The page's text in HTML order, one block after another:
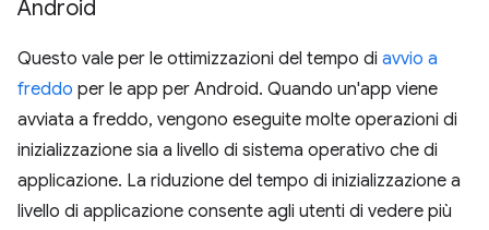
Android
Questo vale per le ottimizzazioni del tempo di avvio a
freddo per le app per Android. Quando un'app viene
avviata a freddo, vengono eseguite molte operazioni di
inizializzazione sia a livello di sistema operativo che di
applicazione. La riduzione del tempo di inizializzazione a
livello di applicazione consente agli utenti di vedere più